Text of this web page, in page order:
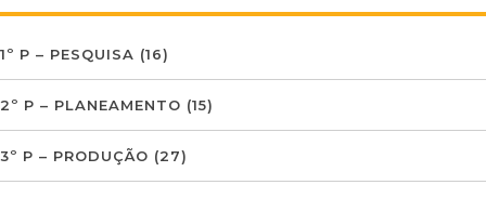
1º P – PESQUISA (16)
2º P – PLANEAMENTO (15)
3º P – PRODUÇÃO (27)